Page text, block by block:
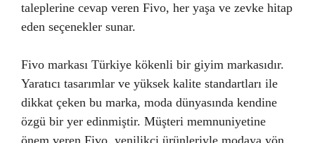
taleplerine cevap veren Fivo, her yaşa ve zevke hitap
eden seçenekler sunar.
Fivo markası Türkiye kökenli bir giyim markasıdır.
Yaratıcı tasarımlar ve yüksek kalite standartları ile
dikkat çeken bu marka, moda dünyasında kendine
özgü bir yer edinmiştir. Müşteri memnuniyetine
önem veren Fivo, yenilikçi ürünleriyle modaya yön